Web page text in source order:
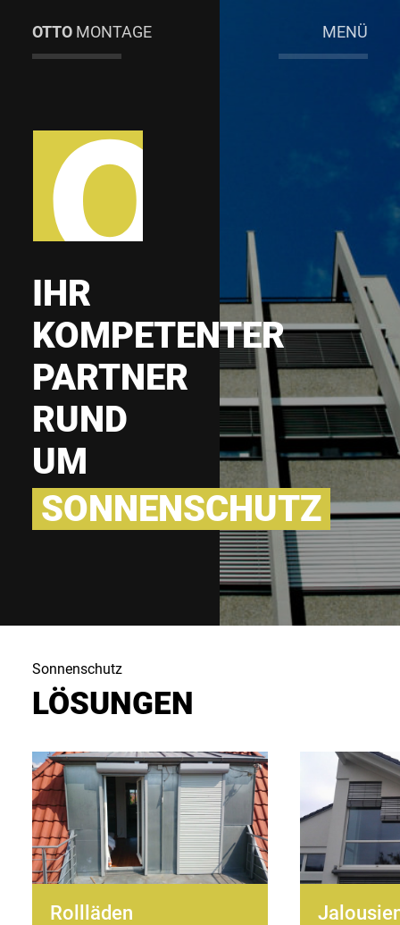
OTTO MONTAGE MENÜ
IHR
KOMPETENTER
PARTNER
RUND
UM
SONNENSCHUTZ
LÖSUNGEN
Rollläden